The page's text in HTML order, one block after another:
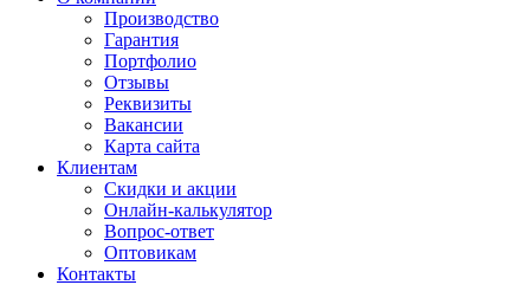
Производство
Гарантия
Портфолио
Отзывы
Реквизиты
Вакансии
Карта сайта
Клиентам
Скидки и акции
Онлайн-калькулятор
Вопрос-ответ
Оптовикам
Контакты